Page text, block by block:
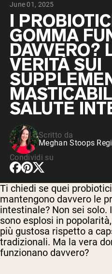
VEGAN PROTEINBest
Proteina
Shop All
June 01, 2025
I
GOMMA
DAVVERO?
VERITÀ SUI
SALUTE
Scritto da
Meghan Stoops
Condividi su
Ti chiedi se quei
mantengono davvero le
intestinale? Non sei
sono esplosi in
più gustosa rispetto a
tradizionali. Ma la vera
funzionano davvero?